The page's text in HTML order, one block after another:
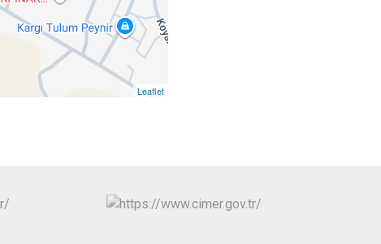
Osmancık
Sungurlu
Leaflet